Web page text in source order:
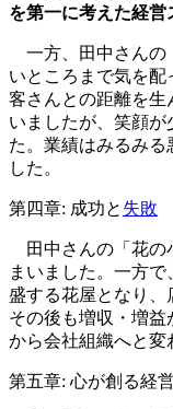
を第一に考えた経営
一方、田中さんの
いところまで気を
客さんとの距離を生
いましたが、笑顔が
た。業績はみるみる
した。
第四章: 成功と 失敗
田中さんの「花の
まいました。一方
盛する花屋となり、
その後も増収・増
から会社組織へと変
第五章: 心が創る経営